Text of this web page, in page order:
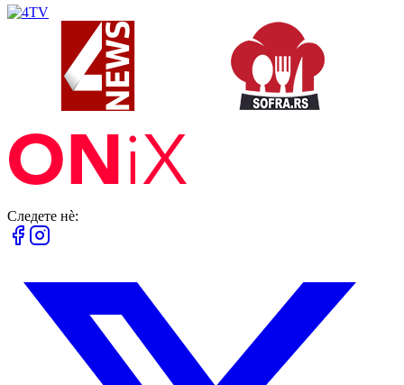
Следете нè: